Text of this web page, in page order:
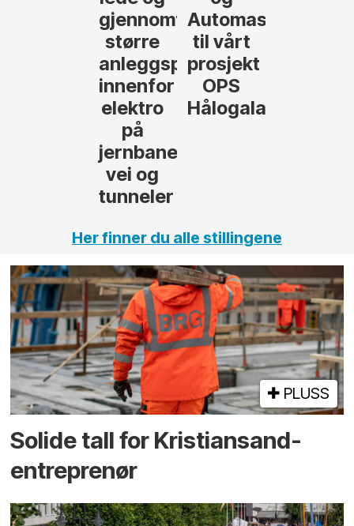
Automasjon
Hålogalandsvegen
Her finner du alle stillingene
PLUSS
Solide tall for Kristiansand-
entreprenør